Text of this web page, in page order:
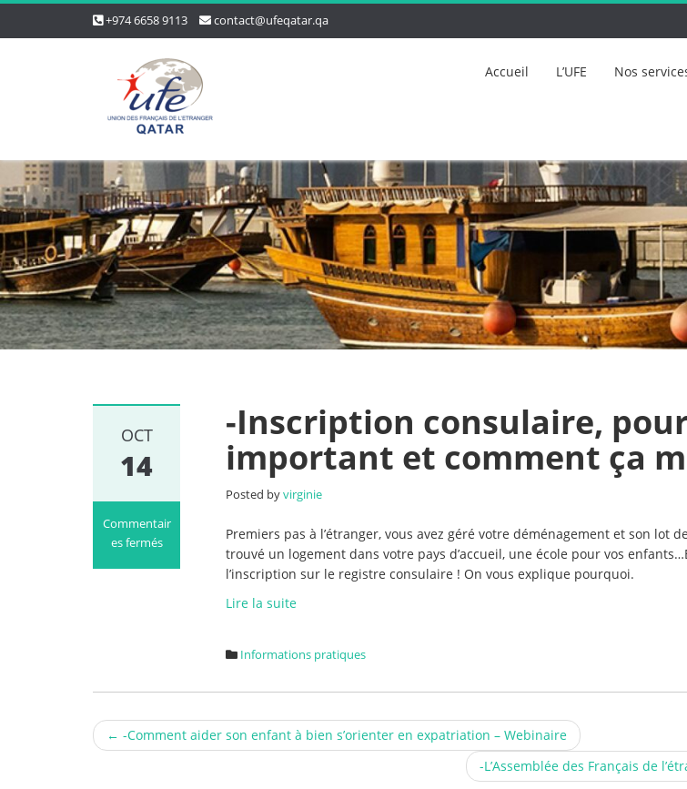
+974 6658 9113 contact@ufeqatar.qa
Accueil L’UFE Nos
OCT
14
Commentair
es fermés
et
ça
marche
-Inscription consulaire,
important et comment ça
Posted byvirginie
Premiers pas à l’étranger, vous avez géré votre déménagement et son lot
trouvé un logement dans votre pays d’accueil, une école pour vos
l’inscription sur le registre consulaire ! On vous explique pourquoi.
Lire la suite
Informations pratiques
Post
← -Comment aider son enfant à bien s’orienter en expatriation – Webinaire
-L’Assemblée des Français de